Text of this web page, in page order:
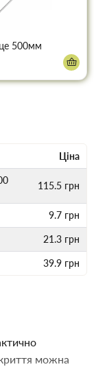
500мм
Ціна
115.5 грн
9.7 грн
21.3 грн
39.9 грн
можна